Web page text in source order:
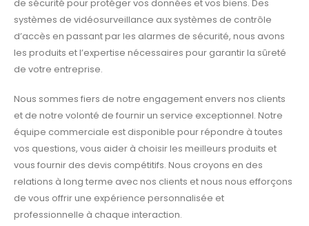
de sécurité pour protéger vos données et vos biens. Des
systèmes de vidéosurveillance aux systèmes de contrôle
d’accès en passant par les alarmes de sécurité, nous avons
les produits et l’expertise nécessaires pour garantir la sûreté
de votre entreprise.
Nous sommes fiers de notre engagement envers nos clients
et de notre volonté de fournir un service exceptionnel. Notre
équipe commerciale est disponible pour répondre à toutes
vos questions, vous aider à choisir les meilleurs produits et
vous fournir des devis compétitifs. Nous croyons en des
relations à long terme avec nos clients et nous nous efforçons
de vous offrir une expérience personnalisée et
professionnelle à chaque interaction.